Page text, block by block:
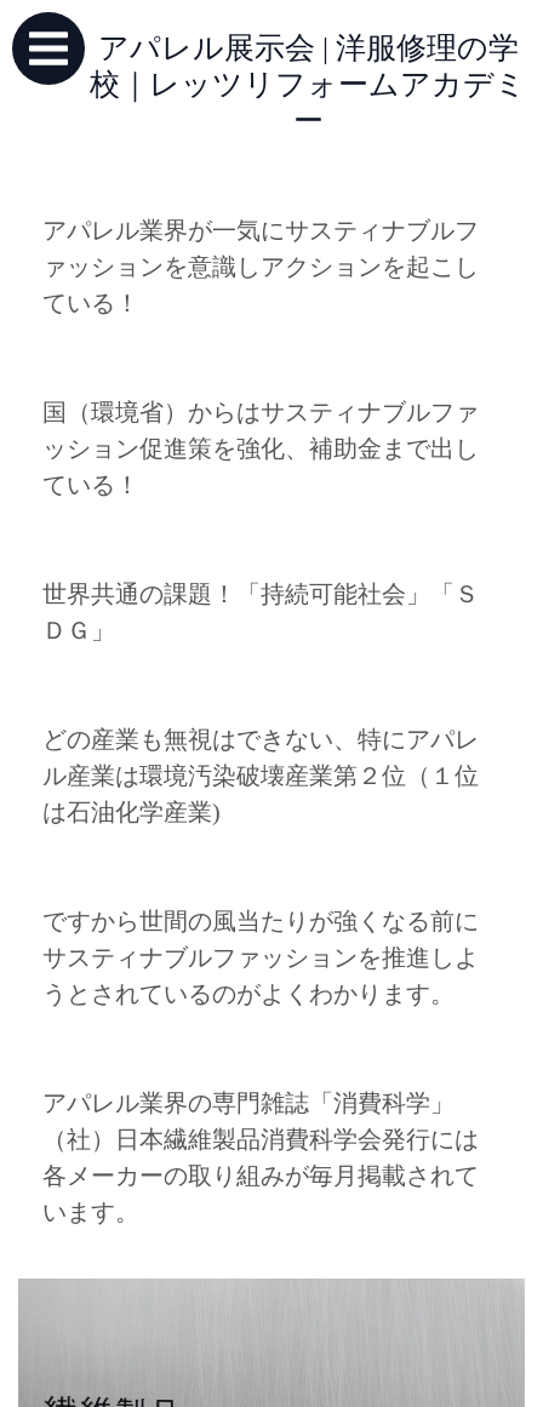
アパレル展示会 | 洋服修理の学
校｜レッツリフォームアカデミ
ー
アパレル業界が一気にサスティナブルフ
ァッションを意識しアクションを起こし
ている！
国（環境省）からはサスティナブルファ
ッション促進策を強化、補助金まで出し
ている！
世界共通の課題！「持続可能社会」「Ｓ
ＤＧ」
どの産業も無視はできない、特にアパレ
ル産業は環境汚染破壊産業第２位（１位
は石油化学産業)
ですから世間の風当たりが強くなる前に
サスティナブルファッションを推進しよ
うとされているのがよくわかります。
アパレル業界の専門雑誌「消費科学」
（社）日本繊維製品消費科学会発行には
各メーカーの取り組みが毎月掲載されて
います。